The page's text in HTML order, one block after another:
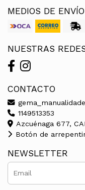
MEDIOS DE ENVÍO
NUESTRAS
CONTACTO
1149513353
Azcuénaga 677,
Botón de
NEWSLETTER